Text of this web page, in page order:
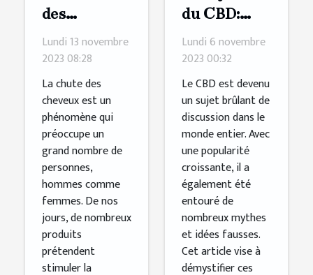
des
produits
pour
stimuler la
croissance
des cheveux
Lundi 13 novembre
2023 08:28
La chute des
cheveux est un
phénomène qui
préoccupe un
grand nombre de
personnes,
hommes comme
femmes. De nos
jours, de nombreux
produits
prétendent
stimuler la
du CBD:
Débunking
les mythes
Lundi 6 novembre
2023 00:32
Le CBD est devenu
un sujet brûlant de
discussion dans le
monde entier. Avec
une popularité
croissante, il a
également été
entouré de
nombreux mythes
et idées fausses.
Cet article vise à
démystifier ces